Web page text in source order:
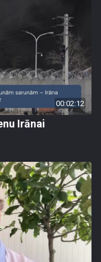
00:02:12
Irānai